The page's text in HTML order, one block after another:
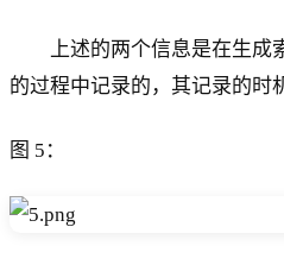
上述的两个信息是在生成索
的过程中记录的，其记录的时
图 5：